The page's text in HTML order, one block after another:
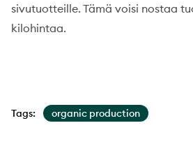
sivutuotteille. Tämä voisi nostaa
kilohintaa.
Tags: organic production